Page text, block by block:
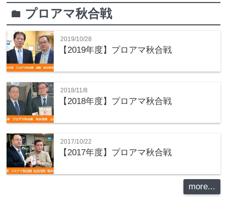
folder プロアマ秋合戦
2019/10/28
【2019年度】プロアマ秋合戦
2018/11/8
【2018年度】プロアマ秋合戦
2017/10/22
【2017年度】プロアマ秋合戦
more...